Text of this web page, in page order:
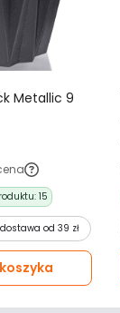
Metallic 9
15
od 39 zł